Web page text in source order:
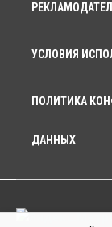
УСЛОВИЯ
ПОЛИТИКА
ДАННЫХ